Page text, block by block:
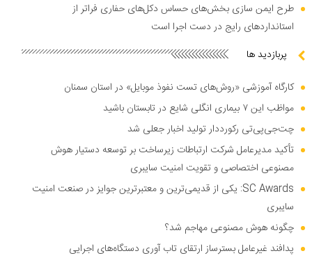
طرح ایمن سازی بخش‌های حساس دکل‌های حفاری فراتر از
استاندارد‌های رایج در دست اجرا است
پربازدید ها
کارگاه آموزشی «روش‌های تست نفوذ موبایل» در استان سمنان
مواظب این ۷ بیماری انگلی شایع در تابستان باشید
چت‌جی‌پی‌تی رکورددار تولید اخبار جعلی شد
تأکید مدیرعامل شرکت ارتباطات زیرساخت بر توسعه دستیار هوش
مصنوعی اختصاصی و تقویت امنیت سایبری
SC Awards: یکی از قدیمی‌ترین و معتبرترین جوایز در صنعت امنیت
سایبری
چگونه هوش مصنوعی مهاجم شد؟
پدافند غیرعامل بسترساز ارتقای تاب آوری دستگاه‌های اجرایی